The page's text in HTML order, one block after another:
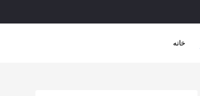
خانه